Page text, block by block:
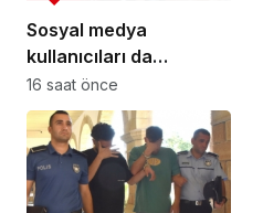
Sosyal medya
kullanıcıları da
tehlikede
16 saat önce